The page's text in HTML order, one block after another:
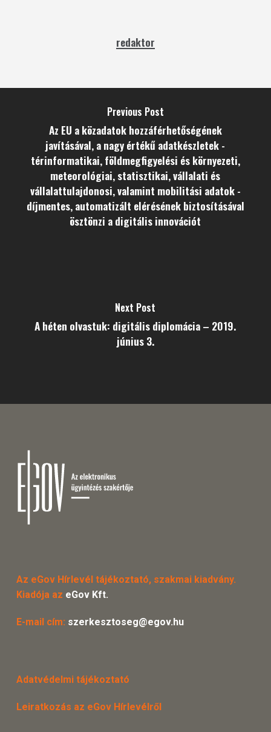
redaktor
Previous Post
Az EU a közadatok hozzáférhetőségének
javításával, a nagy értékű adatkészletek -
térinformatikai, földmegfigyelési és környezeti,
meteorológiai, statisztikai, vállalati és
vállalattulajdonosi, valamint mobilitási adatok -
díjmentes, automatizált elérésének biztosításával
ösztönzi a digitális innovációt
Next Post
A héten olvastuk: digitális diplomácia – 2019.
június 3.
Az eGov Hírlevél tájékoztató, szakmai kiadvány.
Kiadója az eGov Kft.
E-mail cím: szerkesztoseg@egov.hu
Adatvédelmi tájékoztató
Leiratkozás az eGov Hírlevélről